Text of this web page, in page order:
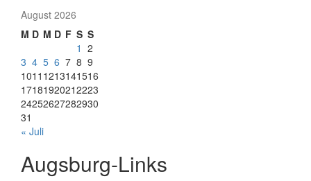
August 2026
M D M D F S S
1 2
3 4 5 6 7 8 9
1011 1213141516
17181920212223
24252627282930
31
« Juli
Augsburg-Links